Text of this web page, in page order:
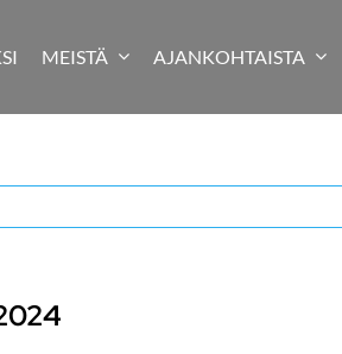
MEISTÄ AJANKOHTAISTA